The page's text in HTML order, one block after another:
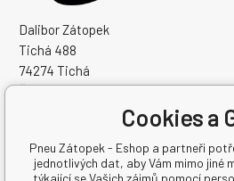
Dalibor Zátopek
Tichá 488
74274 Tichá
Česká Republika
DIČ: CZ7504094994
Cookies a
Pneu Zátopek - Eshop a partneři
jednotlivých dat, aby Vám mimo jiné
týkající se Vašich zájmů pomocí